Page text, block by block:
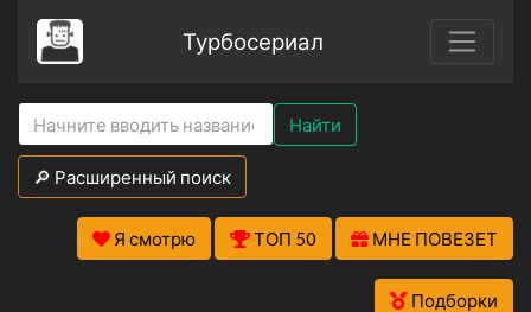
Турбосериал
Найти
🔎 Расширенный поиск
Я смотрю ТОП 50 МНЕ ПОВЕЗЕТ
Подборки